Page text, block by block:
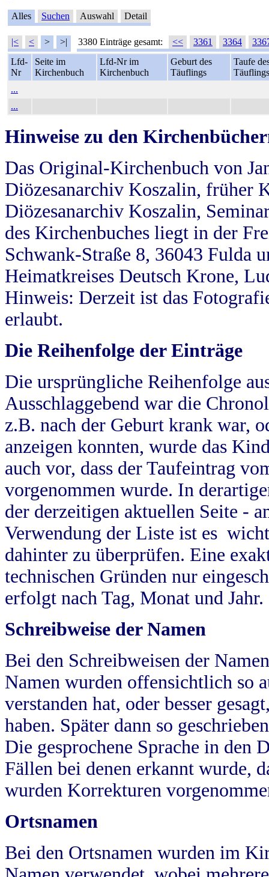
Alles Suchen Auswahl Detail
|< < > >| 3380 Einträge gesamt: << 3361 3364
Lfd-
Nr
Seite im
Kirchenbuch
Lfd-Nr im
Kirchenbuch
Geburt des
Täuflings
Taufe
Täuflings
...
...
Hinweise zu den
Das Original-Kirchenbuch von
Diözesanarchiv Koszalin, früher
Diözesanarchiv Koszalin,
des Kirchenbuches liegt in der
Schwank-Straße 8, 36043 Fulda
Heimatkreises Deutsch Krone,
Hinweis: Derzeit ist das
erlaubt.
Die Reihenfolge der Einträge
Die ursprüngliche Reihenfolge
Ausschlaggebend war die
z.B. nach der Geburt krank war,
anzeigen konnten, wurde das
auch vor, dass der Taufeintrag
vorgenommen wurde. In
der derzeitigen aktuellen Seite -
Verwendung der Liste ist es
dahinter zu überprüfen. Eine
technischen Gründen nur
erfolgt nach Tag, Monat und Jahr.
Schreibweise der Namen
Bei den Schreibweisen der
Namen wurden offensichtlich so
verstanden hat, oder besser
haben. Später dann so
Die gesprochene Sprache in
Fällen bei denen erkannt wurde,
wurden Korrekturen
Ortsnamen
Bei den Ortsnamen wurden im